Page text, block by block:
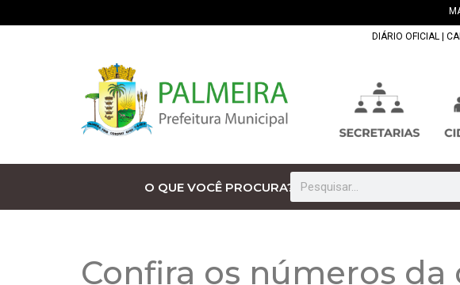
DIÁRIO OFICIAL
O QUE VOCÊ PROCURA?
Confira os números